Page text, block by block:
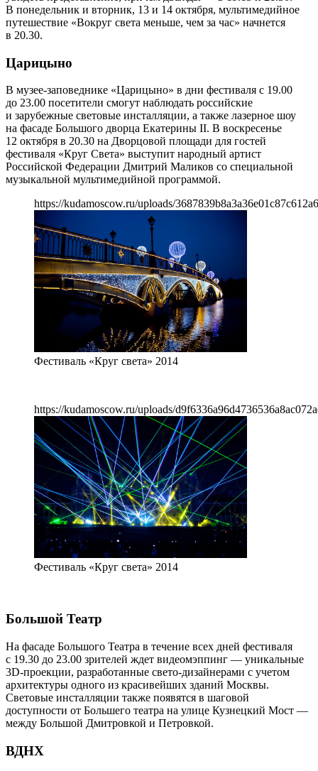
В понедельник и вторник, 13 и 14 октября, мультимедийное
путешествие «Вокруг света меньше, чем за час» начнется
в 20.30.
Царицыно
В музее-заповеднике «Царицыно» в дни фестиваля с 19.00
до 23.00 посетители смогут наблюдать российские
и зарубежные световые инсталляции, а также лазерное шоу
на фасаде Большого дворца Екатерины II. В воскресенье
12 октября в 20.30 на Дворцовой площади для гостей
фестиваля «Круг Света» выступит народный артист
Российской Федерации Дмитрий Маликов со специальной
музыкальной мультимедийной программой.
https://kudamoscow.ru/uploads/
Фестиваль «Круг света» 2014
https://kudamoscow.ru/uploads/
Фестиваль «Круг света» 2014
Большой Театр
На фасаде Большого Театра в течение всех дней фестиваля
с 19.30 до 23.00 зрителей ждет видеомэппинг — уникальные
3D-проекции, разработанные свето-дизайнерами с учетом
архитектуры одного из красивейших зданий Москвы.
Световые инсталляции также появятся в шаговой
доступности от Большего театра на улице Кузнецкий Мост —
между Большой Дмитровкой и Петровкой.
ВДНХ